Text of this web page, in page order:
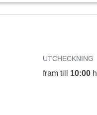
UTCHECKNING
fram till 10:00h